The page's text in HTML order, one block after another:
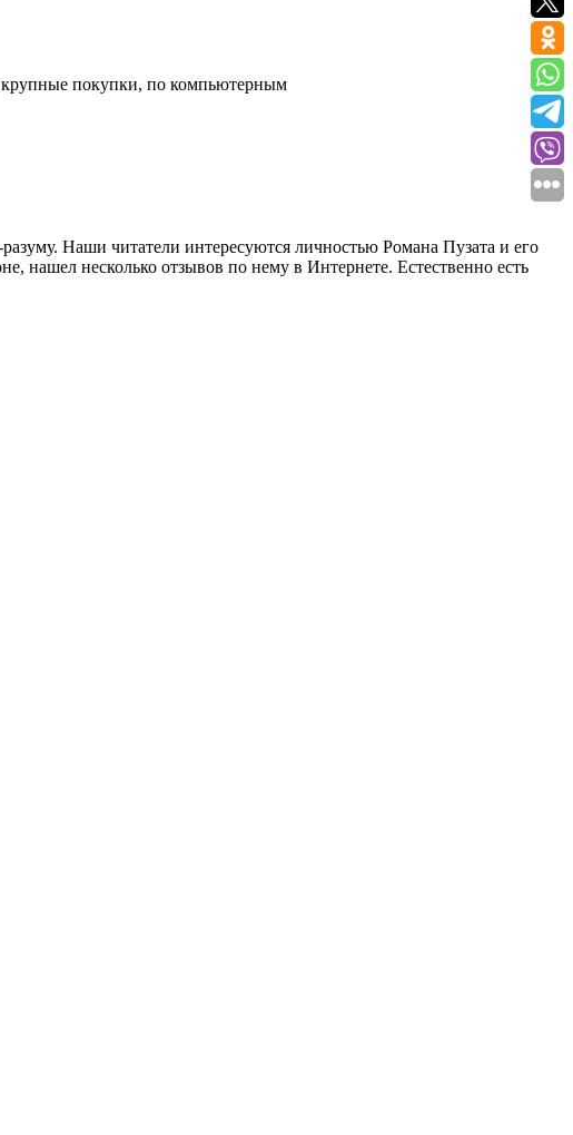
крупные покупки, по компьютерным
Наши читатели интересуются личностью Романа Пузата и его
нашел несколько отзывов по нему в Интернете. Естественно есть